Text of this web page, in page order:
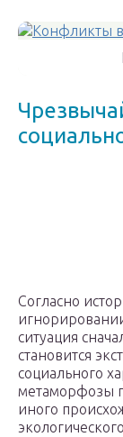
Согласно
ситуация
становится
социального
метаморфозы
иного